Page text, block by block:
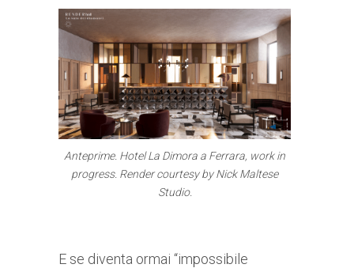
Anteprime. Hotel La Dimora a Ferrara, work in
progress. Render courtesy by Nick Maltese
Studio.
E se diventa ormai “impossibile